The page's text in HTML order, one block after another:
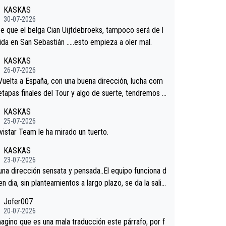
única buena noticia es la mejoría de Enric
San Sebastian.Si en la Vuelta a Burgos sigue la mej
tener alguna sorpresa en la Vuelta.Ojalá.
KASKAS
30-07-2026
que el belga Cian Uijtdebroeks, tampoco será de l
en San Sebastián …..esto empieza a oler mal.
KASKAS
26-07-2026
a España, con una buena dirección, lucha com
finales del Tour y algo de suerte, tendremos u
KASKAS
25-07-2026
Team le ha mirado un tuerto.
KASKAS
23-07-2026
dirección sensata y pensada..El equipo funciona d
dia, sin planteamientos a largo plazo, se da la salid
Minguez, Velez etc etc.Me da pena vivir estos
tan tristes sin victorias.
Jofer007
20-07-2026
que es una mala traducción este párrafo, por f